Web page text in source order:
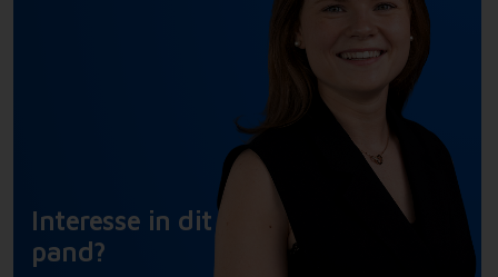
Interesse in dit
pand?